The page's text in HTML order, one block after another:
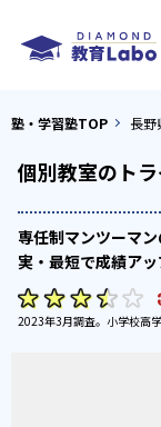
塾・学習塾TOP 長野
個別教室のト
専任制マンツーマ
実・最短で成績アッ
2023年3月調査。 小学校高